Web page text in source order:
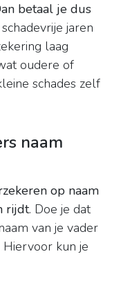
betaal je dus
jaren
laag
oudere of
schades zelf
naam
op naam
rijdt. Doe je dat
van je vader
kun je